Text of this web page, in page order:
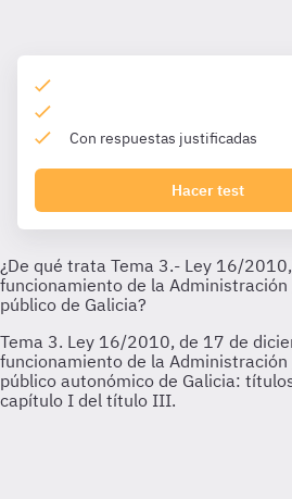
Con respuestas justificadas
Hacer test